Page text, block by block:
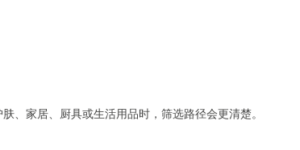
、家居、厨具或生活用品时，筛选路径会更清楚。